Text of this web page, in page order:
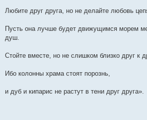
Любите друг друга, но не делайте любовь
Пусть она лучше будет движущимся морем
душ.
Стойте вместе, но не слишком близко друг к
Ибо колонны храма стоят порознь,
и дуб и кипарис не растут в тени друг друга».